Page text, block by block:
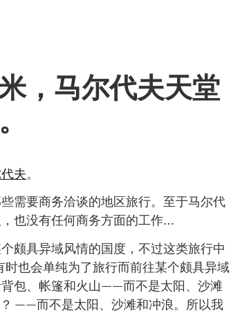
，马尔代夫天堂
夫。
需要商务洽谈的地区旅行。至于马尔代
也没有任何商务方面的工作…
颇具异域风情的国度，不过这类旅行中
时也会单纯为了旅行而前往某个颇具异域
包、帐篷和火山——而不是太阳、沙滩
——而不是太阳、沙滩和冲浪。所以我